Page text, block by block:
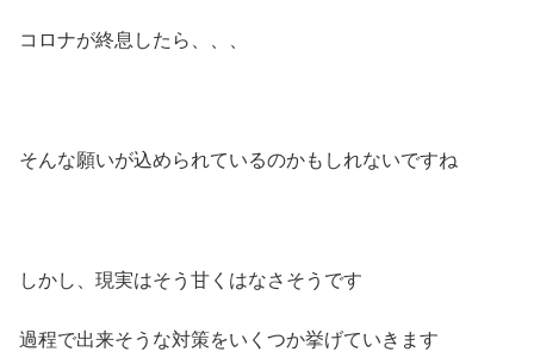
コロナが終息したら、、、
そんな願いが込められているのかもしれないですね
しかし、現実はそう甘くはなさそうです
過程で出来そうな対策をいくつか挙げていきます